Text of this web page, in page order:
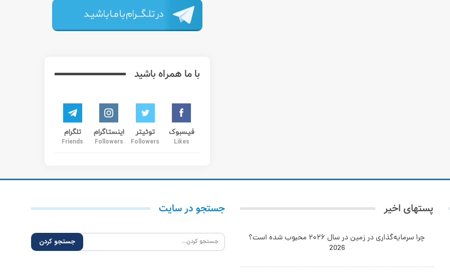
با ما همراه باشید
فیسبوک
Likes
توئیتر
Followers
اینستاگرام
Followers
تلگرام
Friends
پستهای اخیر
چرا سرمایه‌گذاری در زمین در سال ۲۰۲۶ محبوب شده است؟
2026
جستجو در سایت